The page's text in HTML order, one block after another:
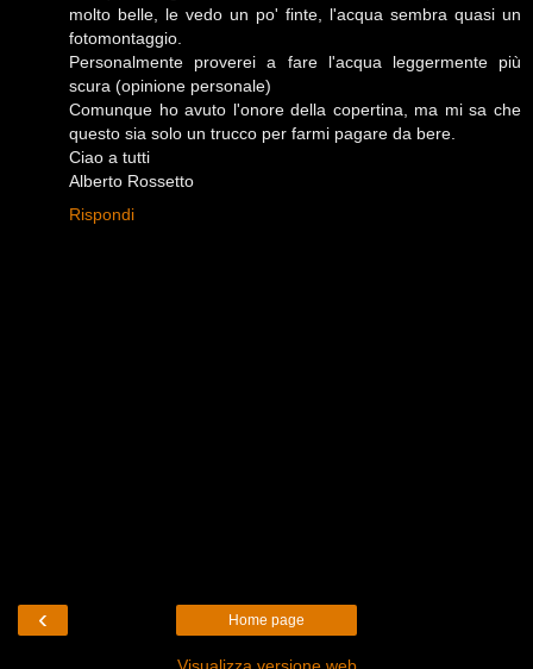
molto belle, le vedo un po' finte, l'acqua sembra quasi un
fotomontaggio.
Personalmente proverei a fare l'acqua leggermente più
scura (opinione personale)
Comunque ho avuto l'onore della copertina, ma mi sa che
questo sia solo un trucco per farmi pagare da bere.
Ciao a tutti
Alberto Rossetto
Rispondi
‹ Home page